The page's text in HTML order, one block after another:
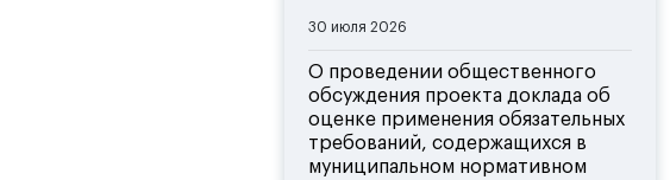
30 июля 2026
О проведении общественного
обсуждения проекта доклада об
оценке применения обязательных
требований, содержащихся в
муниципальном нормативном